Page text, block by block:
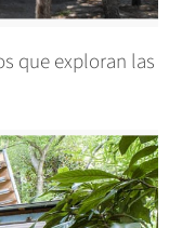
que exploran las